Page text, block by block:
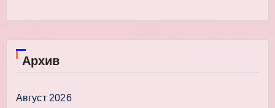
Архив
Август 2026